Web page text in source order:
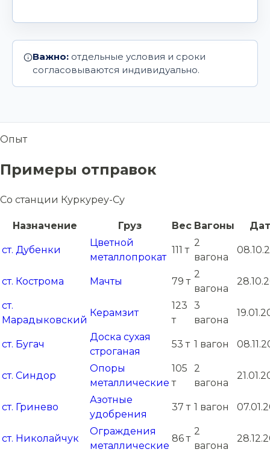
Важно: отдельные условия и сроки
согласовываются индивидуально.
Опыт
Примеры отправок
Со станции Куркуреу-Су
Назначение Груз Вес Вагоны
ст. Дубенки
Цветной
металлопрокат
111 т
2
вагона
ст. Кострома Мачты 79 т
2
вагона
ст.
Марадыковский
Керамзит
123
т
3
вагона
ст. Бугач
Доска сухая
строганая
53 т 1 вагон
ст. Синдор
Опоры
металлические
105
т
2
вагона
ст. Гринево
Азотные
удобрения
37 т 1 вагон
ст. Николайчук
Ограждения
металлические
86 т
2
вагона